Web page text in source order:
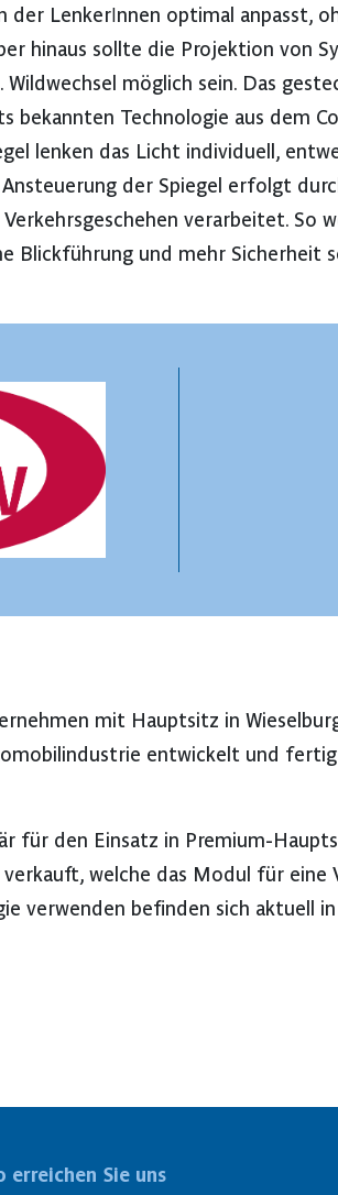
der LenkerInnen optimal anpasst,
hinaus sollte die Projektion von
Wildwechsel möglich sein. Das
bekannten Technologie aus dem
lenken das Licht individuell,
der Spiegel erfolgt
verarbeitet. So
Blickführung und mehr
mit Hauptsitz in
entwickelt und
für den Einsatz in Premium-
welche das Modul für
verwenden befinden sich aktuell
erreichen Sie uns